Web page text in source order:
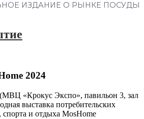
ИЗДАНИЕ О РЫНКЕ ПОСУДЫ
2024
«Крокус Экспо», павильон 3, зал
выставка потребительских
спорта и отдыха MosHome